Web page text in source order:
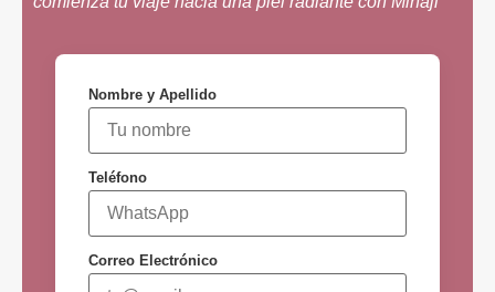
Nombre y Apellido
Teléfono
Correo Electrónico